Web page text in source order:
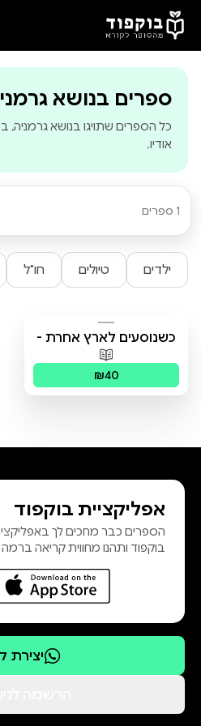
דלג לתוכן הראשי
ספרים בנושא
כל הספרים שתויגו בנושא גרמניה,
אודיו.
1 ספרים
ילדים טיולים חו"ל
כשנוסעים לארץ אחרת -
מילים בגרמנית
פורמטים זמינים:מודפס
₪40
אפליקציית בוקפוד
הספרים כבר מחכים לך
בוקפוד ותהנו מחווית קריאה
יצירת